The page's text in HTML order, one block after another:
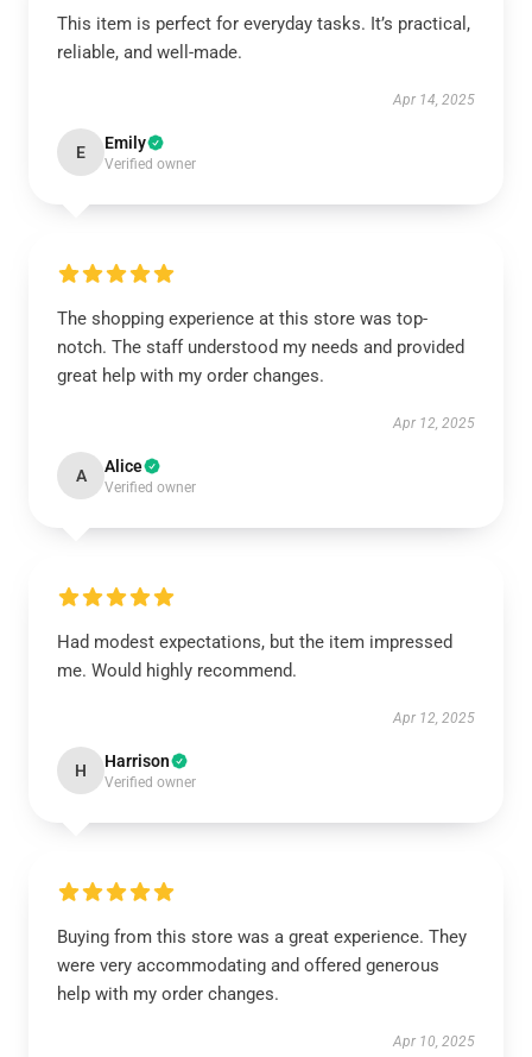
This item is perfect for everyday tasks. It’s practical,
reliable, and well-made.
Apr 14, 2025
E Emily
Verified owner
The shopping experience at this store was top-
notch. The staff understood my needs and provided
great help with my order changes.
Apr 12, 2025
A Alice
Verified owner
Had modest expectations, but the item impressed
me. Would highly recommend.
Apr 12, 2025
H Harrison
Verified owner
Buying from this store was a great experience. They
were very accommodating and offered generous
help with my order changes.
Apr 10, 2025